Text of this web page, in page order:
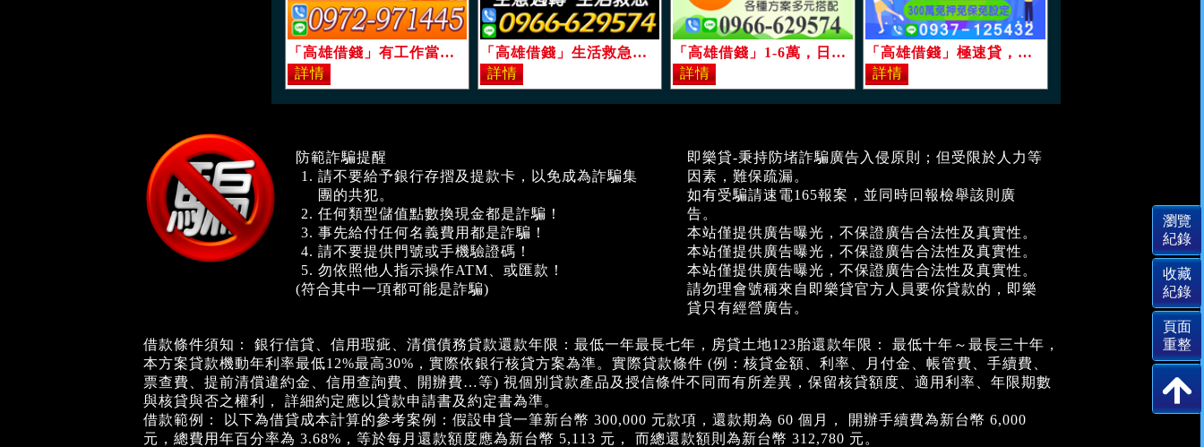
「高雄借錢」有工作當日撥款，免薪轉，分期攤還，利息以月計算，1-20萬，以低廉利率提供您可靠的資金「即樂貸」 「高雄借錢」生活救急，生意週轉，扭轉人生困境，我幫你，10萬內，息低「即樂貸」 「高雄借錢」1-6萬，日日會，當日撥款，手續簡便，滿意再借，「即樂貸」 「高雄借錢」極速貸，高屏線上核貸速度快，300萬內，免押免保免設定利率2%起「即樂貸」
防範詐騙提醒
請不要給予銀行存摺及提款卡，以免成為詐騙集
團的共犯。
任何類型儲值點數換現金都是詐騙！
事先給付任何名義費用都是詐騙！
請不要提供門號或手機驗證碼！
勿依照他人指示操作ATM、或匯款！
(符合其中一項都可能是詐騙)
即樂貸-秉持防堵詐騙廣告入侵原則；但受限於人力等
因素，難保疏漏。
如有受騙請速電165報案，並同時回報檢舉該則廣
告。
本站僅提供廣告曝光，不保證廣告合法性及真實性。
本站僅提供廣告曝光，不保證廣告合法性及真實性。
本站僅提供廣告曝光，不保證廣告合法性及真實性。
請勿理會號稱來自即樂貸官方人員要你貸款的，即樂
貸只有經營廣告。
借款條件須知： 銀行信貸、信用瑕疵、清償債務貸款還款年限：最低一年最長七年，房貸土地123胎還款年限： 最低十年～最長三十年，
本方案貸款機動年利率最低12%最高30%，實際依銀行核貸方案為準。實際貸款條件 (例：核貸金額、利率、月付金、帳管費、手續費、
票查費、提前清償違約金、信用查詢費、開辦費…等) 視個別貸款產品及授信條件不同而有所差異，保留核貸額度、適用利率、年限期數
與核貸與否之權利， 詳細約定應以貸款申請書及約定書為準。
借款範例： 以下為借貸成本計算的參考案例：假設申貸一筆新台幣 300,000 元款項，還款期為 60 個月， 開辦手續費為新台幣 6,000
元，總費用年百分率為 3.68%，等於每月還款額度應為新台幣 5,113 元， 而總還款額則為新台幣 312,780 元。